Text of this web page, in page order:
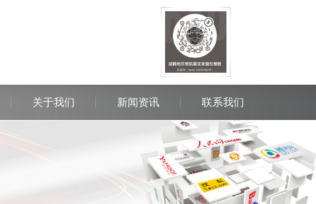
13699486111
关于我们 新闻资讯 联系我们